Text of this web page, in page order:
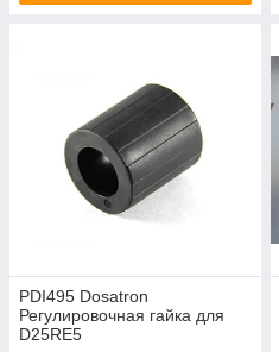
PDI495 Dosatron
Регулировочная гайка для
D25RE5